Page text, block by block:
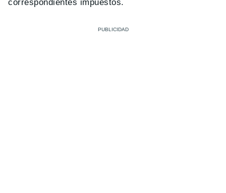
correspondientes impuestos.